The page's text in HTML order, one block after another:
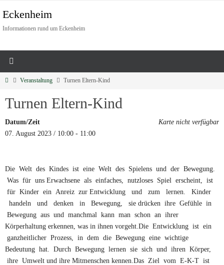
Eckenheim
Informationen rund um Eckenheim
Veranstaltung Turnen Eltern-Kind
Turnen Eltern-Kind
Karte nicht verfügbar
Datum/Zeit
07. August 2023 / 10:00 - 11:00
Die Welt des Kindes ist eine Welt des Spielens und der Bewegung.
Was für uns Erwachsene als einfaches, nutzloses Spiel erscheint, ist
für Kinder ein Anreiz zur Entwicklung und zum lernen. Kinder
handeln und denken in Bewegung, sie drücken ihre Gefühle in
Bewegung aus und manchmal kann man schon an ihrer
Körperhaltung erkennen, was in ihnen vorgeht.Die Entwicklung ist ein
ganzheitlicher Prozess, in dem die Bewegung eine wichtige
Bedeutung hat. Durch Bewegung lernen sie sich und ihren Körper,
ihre Umwelt und ihre Mitmenschen kennen.Das Ziel vom E-K-T ist